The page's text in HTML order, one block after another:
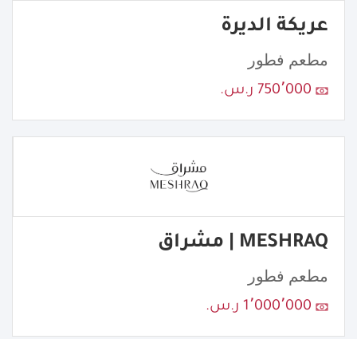
عريكة الديرة
مطعم فطور
750٬000 ر.س.
MESHRAQ | مشراق
مطعم فطور
1٬000٬000 ر.س.